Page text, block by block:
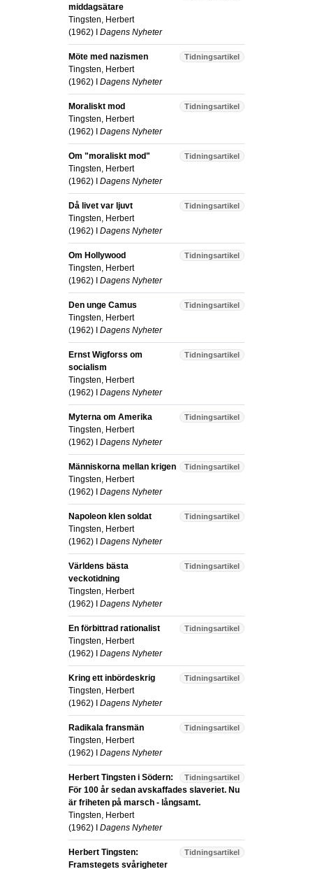
middagsätare
Tingsten, Herbert
(1962) I Dagens Nyheter
Tidningsartikel
Möte med nazismen
Tingsten, Herbert
(1962) I Dagens Nyheter
Tidningsartikel
Moraliskt mod
Tingsten, Herbert
(1962) I Dagens Nyheter
Tidningsartikel
Om "moraliskt mod"
Tingsten, Herbert
(1962) I Dagens Nyheter
Tidningsartikel
Då livet var ljuvt
Tingsten, Herbert
(1962) I Dagens Nyheter
Tidningsartikel
Om Hollywood
Tingsten, Herbert
(1962) I Dagens Nyheter
Tidningsartikel
Den unge Camus
Tingsten, Herbert
(1962) I Dagens Nyheter
Tidningsartikel
Ernst Wigforss om
socialism
Tingsten, Herbert
(1962) I Dagens Nyheter
Tidningsartikel
Myterna om Amerika
Tingsten, Herbert
(1962) I Dagens Nyheter
Tidningsartikel
Människorna mellan krigen
Tingsten, Herbert
(1962) I Dagens Nyheter
Tidningsartikel
Napoleon klen soldat
Tingsten, Herbert
(1962) I Dagens Nyheter
Tidningsartikel
Världens bästa
veckotidning
Tingsten, Herbert
(1962) I Dagens Nyheter
Tidningsartikel
En förbittrad rationalist
Tingsten, Herbert
(1962) I Dagens Nyheter
Tidningsartikel
Kring ett inbördeskrig
Tingsten, Herbert
(1962) I Dagens Nyheter
Tidningsartikel
Radikala fransmän
Tingsten, Herbert
(1962) I Dagens Nyheter
Tidningsartikel
Herbert Tingsten i Södern:
För 100 år sedan avskaffades slaveriet. Nu
är friheten på marsch - långsamt.
Tingsten, Herbert
(1962) I Dagens Nyheter
Tidningsartikel
Herbert Tingsten:
Framstegets svårigheter